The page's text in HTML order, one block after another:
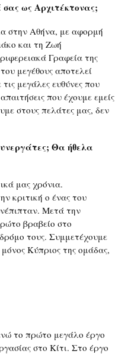
ως Αρχιτέκτονας;
στην Αθήνα, με αφορμή
και τη Ζωή
Γραφεία της
μεγέθους αποτελεί
μεγάλες ευθύνες που
που έχουμε εμείς
στους πελάτες μας, δεν
Θα ήθελα
μας χρόνια.
κριτική ο ένας του
Μετά την
βραβείο στο
τους. Συμμετέχουμε
Κύπριος της ομάδας,
το πρώτο μεγάλο έργο
στο Κίτι. Στο έργο